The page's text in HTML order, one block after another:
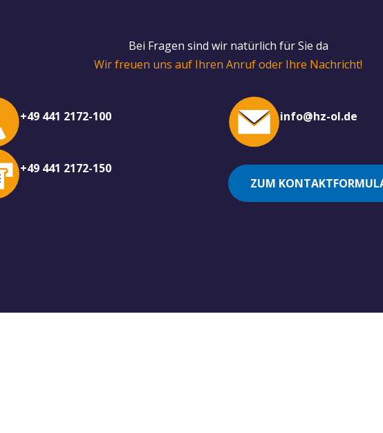
Bei Fragen sind wir natürlich für Sie da
Wir freuen uns auf Ihren Anruf oder Ihre Nachricht!
+49 441 2172-100
+49 441 2172-150
info@hz-ol.de
ZUM